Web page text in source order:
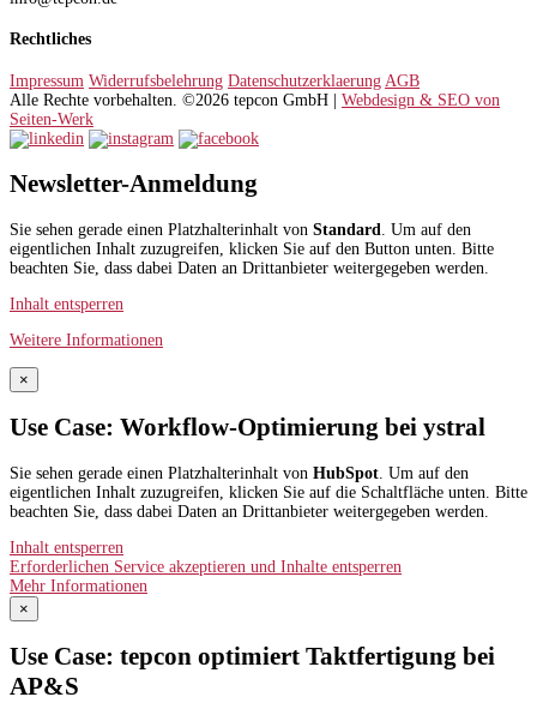
Rechtliches
Impressum Widerrufsbelehrung Datenschutzerklaerung AGB
Alle Rechte vorbehalten. ©2026 tepcon GmbH | Webdesign & SEO von
Seiten-Werk
Newsletter-Anmeldung
Sie sehen gerade einen Platzhalterinhalt von Standard . Um auf den
eigentlichen Inhalt zuzugreifen, klicken Sie auf den Button unten. Bitte
beachten Sie, dass dabei Daten an Drittanbieter weitergegeben werden.
Inhalt entsperren
Weitere Informationen
×
Use Case: Workflow-Optimierung bei ystral
Sie sehen gerade einen Platzhalterinhalt von HubSpot . Um auf den
eigentlichen Inhalt zuzugreifen, klicken Sie auf die Schaltfläche unten. Bitte
beachten Sie, dass dabei Daten an Drittanbieter weitergegeben werden.
Inhalt entsperren
Erforderlichen Service akzeptieren und Inhalte entsperren
Mehr Informationen
×
Use Case: tepcon optimiert Taktfertigung bei
AP&S​